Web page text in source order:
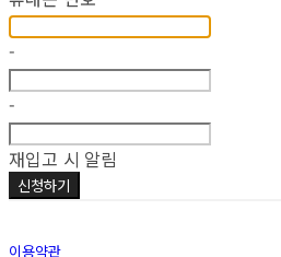
-
-
재입고 시 알림
신청하기
이용약관